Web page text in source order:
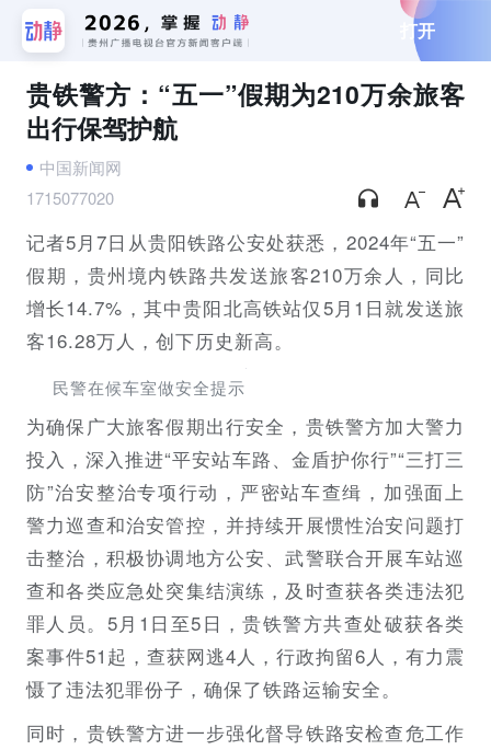
打开
贵铁警方：“五一”假期为210万余旅客
出行保驾护航
中国新闻网
1715077020
记者5月7日从贵阳铁路公安处获悉，2024年“五一”
假期，贵州境内铁路共发送旅客210万余人，同比
增长14.7%，其中贵阳北高铁站仅5月1日就发送旅
客16.28万人，创下历史新高。
民警在候车室做安全提示
为确保广大旅客假期出行安全，贵铁警方加大警力
投入，深入推进“平安站车路、金盾护你行”“三打三
防”治安整治专项行动，严密站车查缉，加强面上
警力巡查和治安管控，并持续开展惯性治安问题打
击整治，积极协调地方公安、武警联合开展车站巡
查和各类应急处突集结演练，及时查获各类违法犯
罪人员。5月1日至5日，贵铁警方共查处破获各类
案事件51起，查获网逃4人，行政拘留6人，有力震
慑了违法犯罪份子，确保了铁路运输安全。
同时，贵铁警方进一步强化督导铁路安检查危工作